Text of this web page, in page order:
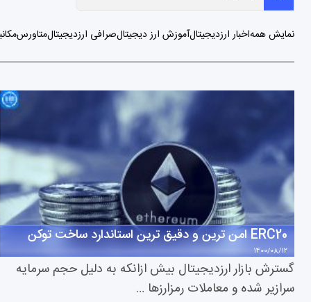
نمایش همهاخبار ارزدیجیتالآموزش ارز دیجیتالصرافی ارزدیجیتالمتاورس
ERC20 امن ترین و دقیق ترین استاندارد ساخت توکن
1400/08/12
گسترش بازار ارزدیجیتال بیش ازانکه به دلیل حجم سرمایه
سرازیر شده و معاملات رمزارزها …